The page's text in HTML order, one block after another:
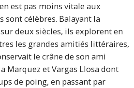
est pas moins vitale aux
sont célèbres. Balayant la
deux siècles, ils explorent en
les grandes amitiés littéraires,
le crâne de son ami
Marquez et Vargas Llosa dont
de poing, en passant par